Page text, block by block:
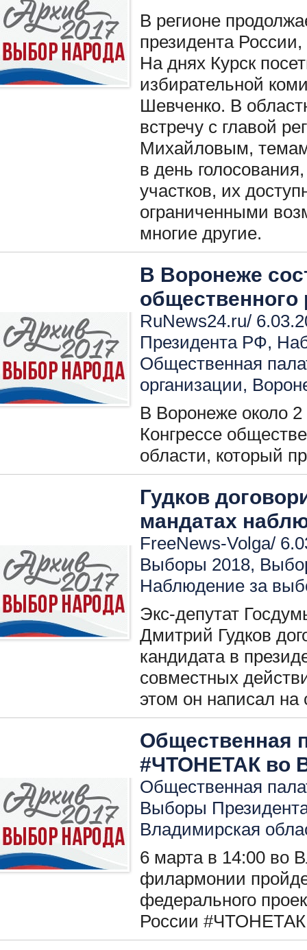
В регионе
президента
На днях Курск
избирательной
Шевченко. В
встречу с главой
Михайловым,
в день
участков, их
ограниченными
многие другие.
В Воронеже
общественного
RuNews24.ru/
Президента РФ,
Общественная
организации,
В Воронеже около
Конгрессе
области, который
Гудков
мандатах
FreeNews-Volga/
Выборы 2018,
Наблюдение за
Экс-депутат
Дмитрий Гудков
кандидата в
совместных
этом он написал на
Общественная
#ЧТОНЕТАК во
Общественная
Выборы
Владимирская
6 марта в 14:00 во
филармонии
федерального
России